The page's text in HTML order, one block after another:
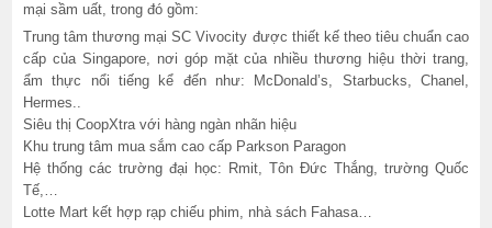
mại sầm uất, trong đó gồm:
Trung tâm thương mại SC Vivocity được thiết kế theo tiêu chuẩn cao
cấp của Singapore, nơi góp mặt của nhiều thương hiệu thời trang,
ẩm thực nổi tiếng kể đến như: McDonald’s, Starbucks, Chanel,
Hermes..
Siêu thị CoopXtra với hàng ngàn nhãn hiệu
Khu trung tâm mua sắm cao cấp Parkson Paragon
Hệ thống các trường đại học: Rmit, Tôn Đức Thắng, trường Quốc
Tế,…
Lotte Mart kết hợp rạp chiếu phim, nhà sách Fahasa…